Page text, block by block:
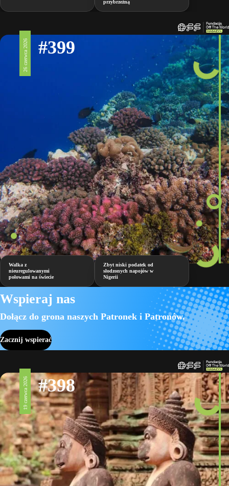
przybrzeżną
26 czerwca 2026 #399
Walka z
nieuregulowanymi
połowami na świecie
Zbyt niski podatek od
słodzonych napojów w
Nigerii
Wspieraj nas
Dołącz do grona naszych Patronek i Patronów.
Zacznij wspierać
19 czerwca 2026 #398